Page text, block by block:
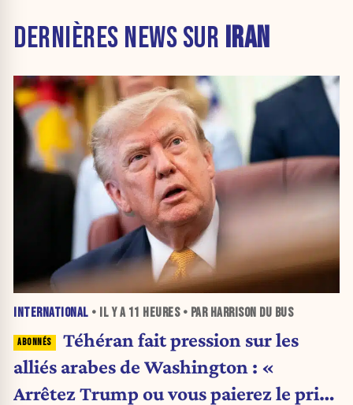
DERNIÈRES NEWS SUR IRAN
INTERNATIONAL • IL Y A 11 HEURES• PAR HARRISON DU BUS
Téhéran fait pression sur les
alliés arabes de Washington : «
Arrêtez Trump ou vous paierez le prix